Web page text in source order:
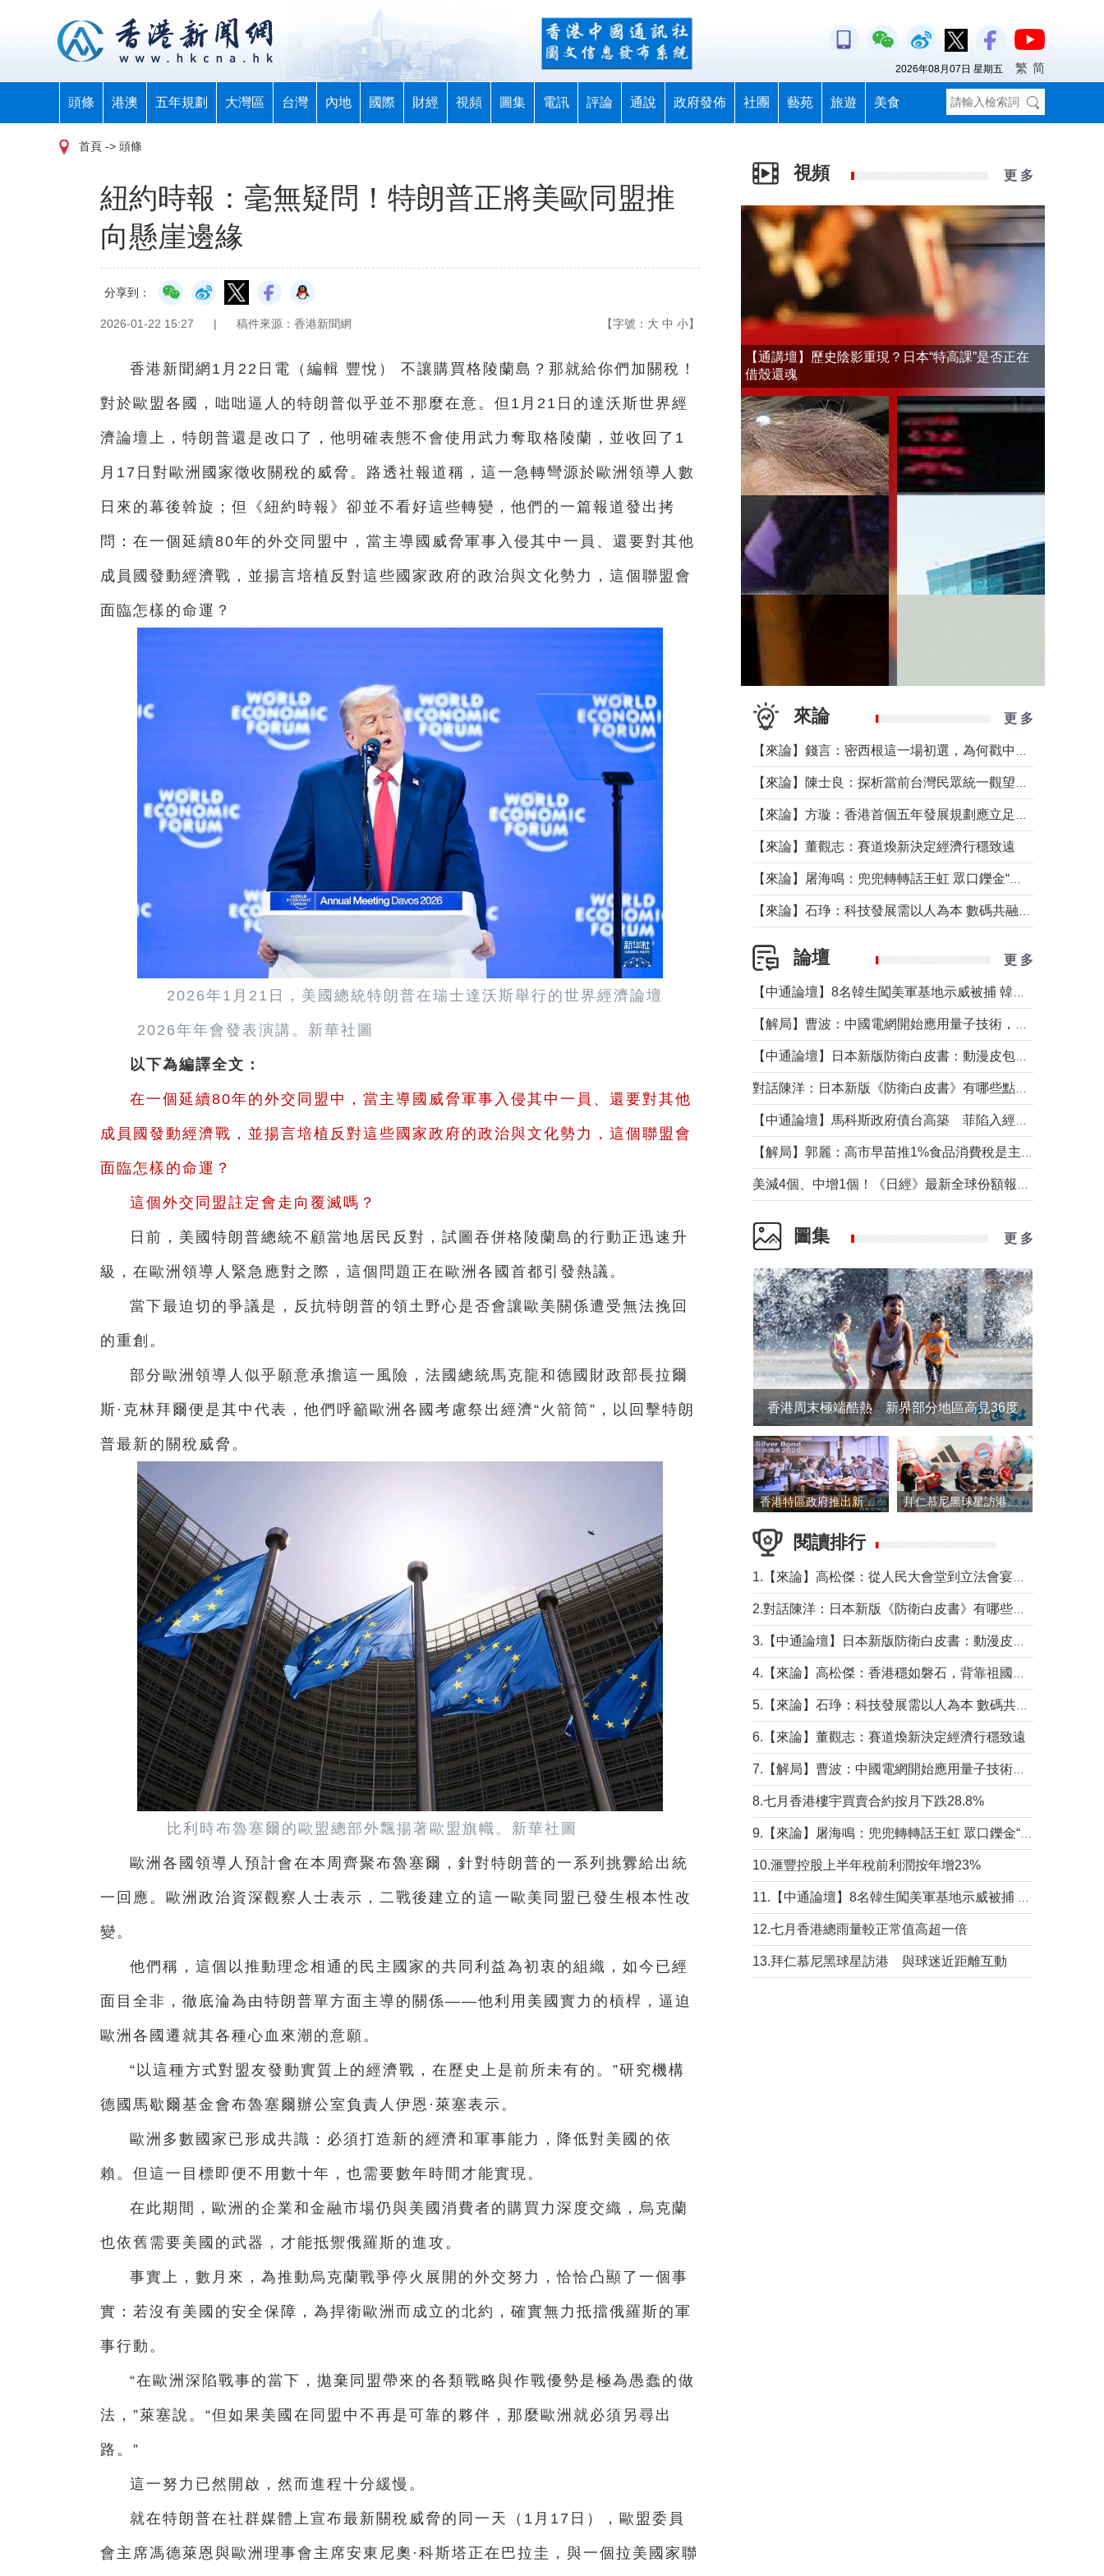
頭條 港澳 五年規劃 大灣區 台灣 內地 國際 財經 視頻 圖集 電訊 評論 通說 政府發佈 社團 藝苑 旅遊 美食
2026年08月07日 星期五 繁 简
首頁 -> 頭條
紐約時報：毫無疑問！特朗普正將美歐同盟推
向懸崖邊緣
分享到：
2026-01-22 15:27 | 稿件來源：香港新聞網 【字號： 大 中 小】
香港新聞網1月22日電（編輯 豐悅） 不讓購買格陵蘭島？那就給你們加關稅！
對於歐盟各國，咄咄逼人的特朗普似乎並不那麼在意。但1月21日的達沃斯世界經
濟論壇上，特朗普還是改口了，他明確表態不會使用武力奪取格陵蘭，並收回了1
月17日對歐洲國家徵收關稅的威脅。路透社報道稱，這一急轉彎源於歐洲領導人數
日來的幕後斡旋；但《紐約時報》卻並不看好這些轉變，他們的一篇報道發出拷
問：在一個延續80年的外交同盟中，當主導國威脅軍事入侵其中一員、還要對其他
成員國發動經濟戰，並揚言培植反對這些國家政府的政治與文化勢力，這個聯盟會
面臨怎樣的命運？
2026年1月21日，美國總統特朗普在瑞士達沃斯舉行的世界經濟論壇
2026年年會發表演講。新華社圖
以下為編譯全文：
在一個延續80年的外交同盟中，當主導國威脅軍事入侵其中一員、還要對其他
成員國發動經濟戰，並揚言培植反對這些國家政府的政治與文化勢力，這個聯盟會
面臨怎樣的命運？
這個外交同盟註定會走向覆滅嗎？
日前，美國特朗普總統不顧當地居民反對，試圖吞併格陵蘭島的行動正迅速升
級，在歐洲領導人緊急應對之際，這個問題正在歐洲各國首都引發熱議。
當下最迫切的爭議是，反抗特朗普的領土野心是否會讓歐美關係遭受無法挽回
的重創。
部分歐洲領導人似乎願意承擔這一風險，法國總統馬克龍和德國財政部長拉爾
斯·克林拜爾便是其中代表，他們呼籲歐洲各國考慮祭出經濟“火箭筒”，以回擊特朗
普最新的關稅威脅。
比利時布魯塞爾的歐盟總部外飄揚著歐盟旗幟。新華社圖
歐洲各國領導人預計會在本周齊聚布魯塞爾，針對特朗普的一系列挑釁給出統
一回應。歐洲政治資深觀察人士表示，二戰後建立的這一歐美同盟已發生根本性改
變。
他們稱，這個以推動理念相通的民主國家的共同利益為初衷的組織，如今已經
面目全非，徹底淪為由特朗普單方面主導的關係——他利用美國實力的槓桿，逼迫
歐洲各國遷就其各種心血來潮的意願。
“以這種方式對盟友發動實質上的經濟戰，在歷史上是前所未有的。”研究機構
德國馬歇爾基金會布魯塞爾辦公室負責人伊恩·萊塞表示。
歐洲多數國家已形成共識：必須打造新的經濟和軍事能力，降低對美國的依
賴。但這一目標即便不用數十年，也需要數年時間才能實現。
在此期間，歐洲的企業和金融市場仍與美國消費者的購買力深度交織，烏克蘭
也依舊需要美國的武器，才能抵禦俄羅斯的進攻。
事實上，數月來，為推動烏克蘭戰爭停火展開的外交努力，恰恰凸顯了一個事
實：若沒有美國的安全保障，為捍衛歐洲而成立的北約，確實無力抵擋俄羅斯的軍
事行動。
“在歐洲深陷戰事的當下，拋棄同盟帶來的各類戰略與作戰優勢是極為愚蠢的做
法，”萊塞說。“但如果美國在同盟中不再是可靠的夥伴，那麼歐洲就必須另尋出
路。”
這一努力已然開啟，然而進程十分緩慢。
就在特朗普在社群媒體上宣布最新關稅威脅的同一天（1月17日），歐盟委員
會主席馮德萊恩與歐洲理事會主席安東尼奧·科斯塔正在巴拉圭，與一個拉美國家聯
視頻 更 多
【通講壇】歷史陰影重現？日本“特高課”是否正在
借殼還魂
來論 更 多
【來論】董觀志：賽道煥新決定經濟行穩致遠
論壇 更 多
圖集 更 多
香港周末極端酷熱 新界部分地區高見36度
香港特區政府推出新一批銀色債券 每手1萬元保底息4.25厘 拜仁慕尼黑球星訪港 與球迷近距離互動
閱讀排行
6.【來論】董觀志：賽道煥新決定經濟行穩致遠
8.七月香港樓宇買賣合約按月下跌28.8%
10.滙豐控股上半年稅前利潤按年增23%
12.七月香港總雨量較正常值高超一倍
13.拜仁慕尼黑球星訪港 與球迷近距離互動